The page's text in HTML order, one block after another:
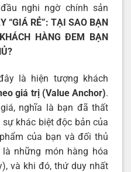
nghi ngờ chính sản
“GIÁ RẺ”: TẠI SAO BẠN
HÀNG ĐEM BẠN
là hiện tượng khách
giá trị(Value Anchor).
nghĩa là bạn đã thất
khác biệt độc bản của
của bạn và đối thủ
những món hàng hóa
và khi đó, thứ duy nhất